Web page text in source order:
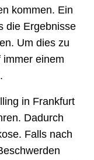
kommen. Ein
die Ergebnisse
Um dies zu
einem
in Frankfurt
Dadurch
Falls nach